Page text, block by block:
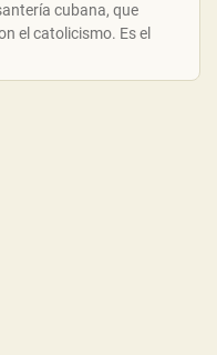
cubana, que
el catolicismo. Es el